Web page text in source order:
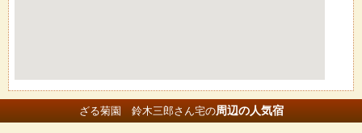
ざる菊園 鈴木三郎さん宅の周辺の人気宿